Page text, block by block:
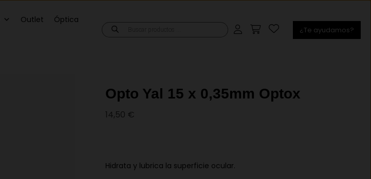
Outlet
Óptica
Búsqueda ¿Te ayudamos?
Opto Yal 15 x 0,35mm Optox
14,50 €
Hidrata y lubrica la superficie ocular.